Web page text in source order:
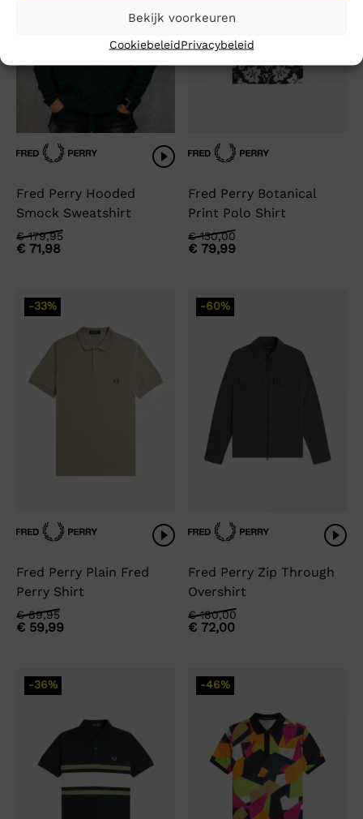
Bekijk voorkeuren
CookiebeleidPrivacybeleid
Fred Perry Hooded
Smock Sweatshirt
€179,95
Oorspronkelijke
prijs
€ 71,98
Huidige
prijs
Fred Perry Botanical
Print Polo Shirt
€130,00
Oorspronkelijke
prijs
€ 79,99
Huidige
prijs
-33%
Fred Perry Plain Fred
Perry Shirt
€89,95
Oorspronkelijke
prijs
€ 59,99
Huidige
prijs
-60%
Fred Perry Zip Through
Overshirt
€180,00
Oorspronkelijke
prijs
€ 72,00
Huidige
prijs
-36% -46%